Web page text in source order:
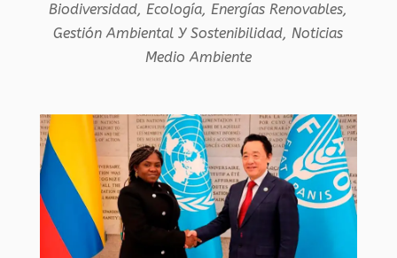
Biodiversidad,Ecología,Energías Renovables,
Gestión Ambiental Y Sostenibilidad,Noticias
Medio Ambiente